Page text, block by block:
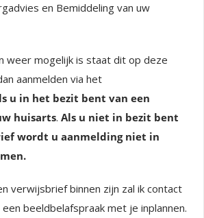
en Bemiddeling van uw
weer mogelijk is staat dit op deze
aanmelden via het
u in het bezit bent van een
huisarts. Als u niet in bezit bent
wordt u aanmelding niet in
verwijsbrief binnen zijn zal ik contact
beeldbelafspraak met je inplannen.